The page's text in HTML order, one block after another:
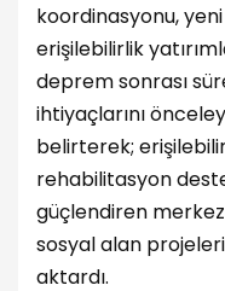
koordinasyonu,
erişilebilirlik
deprem sonrası
ihtiyaçlarını
belirterek;
rehabilitasyon
güçlendiren
sosyal alan
aktardı.